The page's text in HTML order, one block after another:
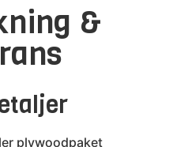
&
plywoodpaket